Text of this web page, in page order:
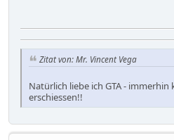
Zitat von: Mr. Vincent Vega
Natürlich liebe ich GTA -
erschiessen!!